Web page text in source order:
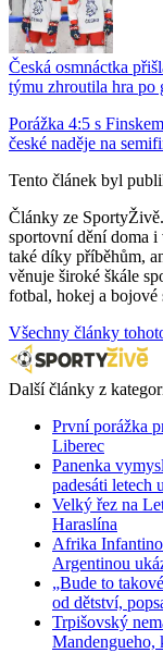
Česká osmnáctka
týmu zhroutila hra po
Porážka 4:5 s
české naděje na
Tento článek byl
Články ze
sportovní dění doma i
také díky příběhům,
věnuje široké škále
fotbal, hokej a bojové
Všechny články
Další články z
První porážka
Liberec
Panenka
padesáti letech
Velký řez na
Haraslína
Afrika
Argentinou
„Bude to
od dětství,
Trpišovský
Mandengueho,